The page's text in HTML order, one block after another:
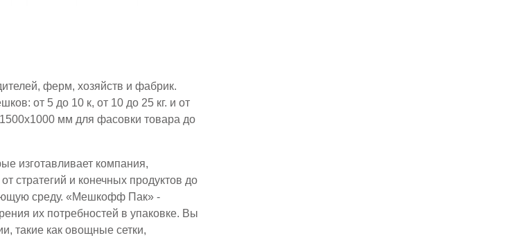
ферм, хозяйств и фабрик.
от 5 до 10 к, от 10 до 25 кг. и от
мм для фасовки товара до
изготавливает компания,
стратегий и конечных продуктов до
среду. «Мешкофф Пак» -
их потребностей в упаковке. Вы
такие как овощные сетки,